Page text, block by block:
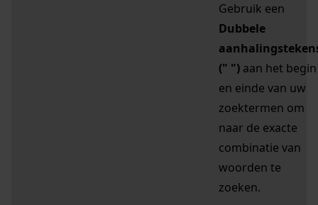
Gebruik een
Dubbele
(" ") aan het begin
en einde van uw
zoektermen om
naar de exacte
combinatie van
woorden te
zoeken.